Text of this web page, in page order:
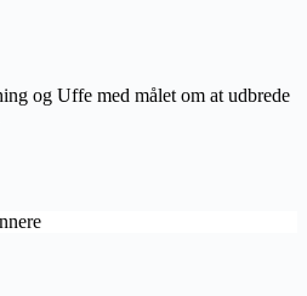
og Uffe med målet om at udbrede